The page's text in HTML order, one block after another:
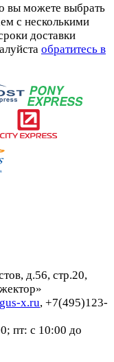
вы можете выбрать
с несколькими
доставки
обратитесь в
д.56, стр.20,
x.ru, +7(495)123-
пт: с 10:00 до